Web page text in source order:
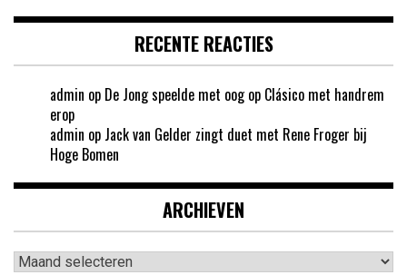
RECENTE REACTIES
admin op De Jong speelde met oog op Clásico met handrem
erop
admin op Jack van Gelder zingt duet met Rene Froger bij
Hoge Bomen
ARCHIEVEN
Archieven